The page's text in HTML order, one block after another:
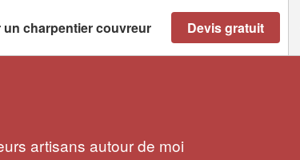
un charpentier couvreur Devis gratuit
artisans autour de moi